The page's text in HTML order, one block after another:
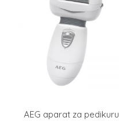
AEG aparat za pedikuru